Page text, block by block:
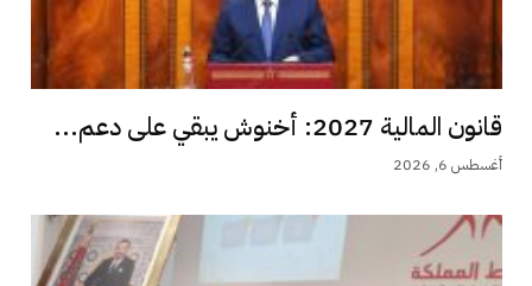
قانون المالية 2027: أخنوش يبقي على دعم...
أغسطس 6, 2026